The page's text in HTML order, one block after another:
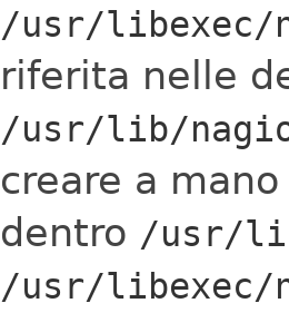
/usr/libexec/
riferita nelle
/usr/lib/
creare a
dentro /usr/
/usr/libexec/